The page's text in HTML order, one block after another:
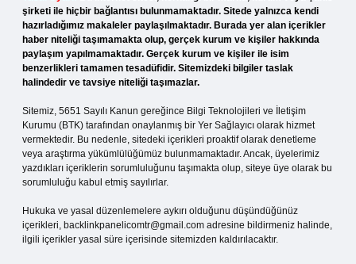
şirketi ile hiçbir bağlantısı bulunmamaktadır. Sitede yalnızca kendi
hazırladığımız makaleler paylaşılmaktadır. Burada yer alan içerikler
haber niteliği taşımamakta olup, gerçek kurum ve kişiler hakkında
paylaşım yapılmamaktadır. Gerçek kurum ve kişiler ile isim
benzerlikleri tamamen tesadüfidir. Sitemizdeki bilgiler taslak
halindedir ve tavsiye niteliği taşımazlar.
Sitemiz, 5651 Sayılı Kanun gereğince Bilgi Teknolojileri ve İletişim
Kurumu (BTK) tarafından onaylanmış bir Yer Sağlayıcı olarak hizmet
vermektedir. Bu nedenle, sitedeki içerikleri proaktif olarak denetleme
veya araştırma yükümlülüğümüz bulunmamaktadır. Ancak, üyelerimiz
yazdıkları içeriklerin sorumluluğunu taşımakta olup, siteye üye olarak bu
sorumluluğu kabul etmiş sayılırlar.
Hukuka ve yasal düzenlemelere aykırı olduğunu düşündüğünüz
içerikleri, backlinkpanelicomtr@gmail.com adresine bildirmeniz halinde,
ilgili içerikler yasal süre içerisinde sitemizden kaldırılacaktır.